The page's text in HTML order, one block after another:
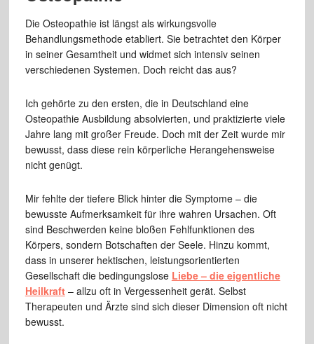
Die Osteopathie ist längst als wirkungsvolle
Behandlungsmethode etabliert. Sie betrachtet den Körper
in seiner Gesamtheit und widmet sich intensiv seinen
verschiedenen Systemen. Doch reicht das aus?
Ich gehörte zu den ersten, die in Deutschland eine
Osteopathie Ausbildung absolvierten, und praktizierte viele
Jahre lang mit großer Freude. Doch mit der Zeit wurde mir
bewusst, dass diese rein körperliche Herangehensweise
nicht genügt.
Mir fehlte der tiefere Blick hinter die Symptome – die
bewusste Aufmerksamkeit für ihre wahren Ursachen. Oft
sind Beschwerden keine bloßen Fehlfunktionen des
Körpers, sondern Botschaften der Seele. Hinzu kommt,
dass in unserer hektischen, leistungsorientierten
Gesellschaft die bedingungslose Liebe – die eigentliche
Heilkraft– allzu oft in Vergessenheit gerät. Selbst
Therapeuten und Ärzte sind sich dieser Dimension oft nicht
bewusst.